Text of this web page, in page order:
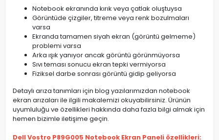
Notebook ekranında kırık veya çatlak oluştuysa
Görüntüde çizgiler, titreme veya renk bozulmaları
varsa
Ekranda tamamen siyah ekran (görüntü gelmeme)
problemi varsa
Arka ışık yanıyor ancak görüntü görünmüyorsa
Sıvı teması sonucu ekran tepki vermiyorsa
Fiziksel darbe sonrası görüntü gidip geliyorsa
Detaylı arıza tanımları için blog yazılarımızdan notebook
ekran arızaları ile ilgili makalemizi okuyabilirsiniz. Ürünün
uyumluluğu ve özellikleri hakkında daha fazla bilgi almak için
hemen bizimle iletişime geçin.
Dell Vostro P89G005 Notebook Ekran Paneli özellikleri: